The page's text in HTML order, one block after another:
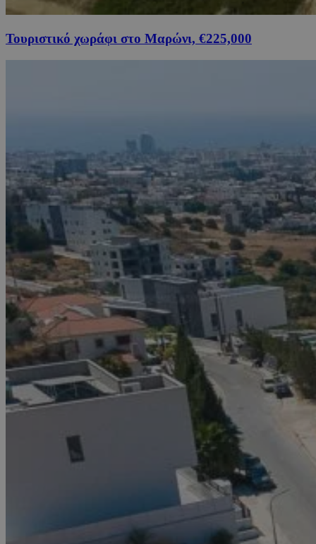
Τουριστικό χωράφι στο Μαρώνι, €225,000